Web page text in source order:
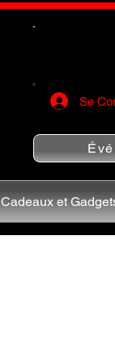
Se
Cadeaux et